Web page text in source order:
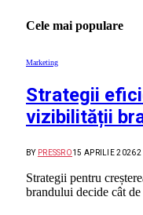
Cele mai populare
Marketing
Strategii
vizibilității
BY PRESSRO15 APRILIE 20262
Strategii pentru
brandului decide cât